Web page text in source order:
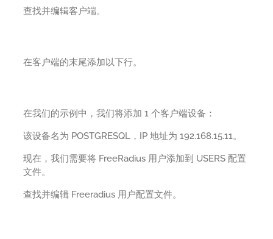
查找并编辑客户端。
在客户端的末尾添加以下行。
在我们的示例中，我们将添加 1 个客户端设备：
该设备名为 POSTGRESQL，IP 地址为 192.168.15.11。
现在，我们需要将 FreeRadius 用户添加到 USERS 配置
文件。
查找并编辑 Freeradius 用户配置文件。